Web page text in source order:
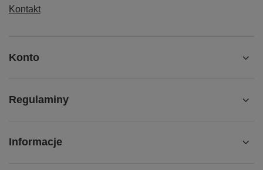
Kontakt
Konto
Regulaminy
Informacje